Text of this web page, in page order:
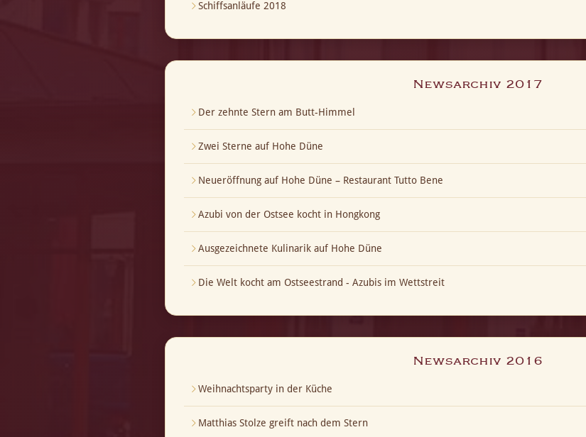
Schiffsanläufe 2018
Newsarchiv 2017
Der zehnte Stern am Butt-Himmel
Zwei Sterne auf Hohe Düne
Neueröffnung auf Hohe Düne – Restaurant Tutto Bene
Azubi von der Ostsee kocht in Hongkong
Ausgezeichnete Kulinarik auf Hohe Düne
Die Welt kocht am Ostseestrand - Azubis im Wettstreit
Newsarchiv 2016
Weihnachtsparty in der Küche
Matthias Stolze greift nach dem Stern